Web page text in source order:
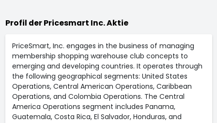
Profil der Pricesmart Inc. Aktie
PriceSmart, Inc. engages in the business of managing
membership shopping warehouse club concepts to
emerging and developing countries. It operates through
the following geographical segments: United States
Operations, Central American Operations, Caribbean
Operations, and Colombia Operations. The Central
America Operations segment includes Panama,
Guatemala, Costa Rica, El Salvador, Honduras, and